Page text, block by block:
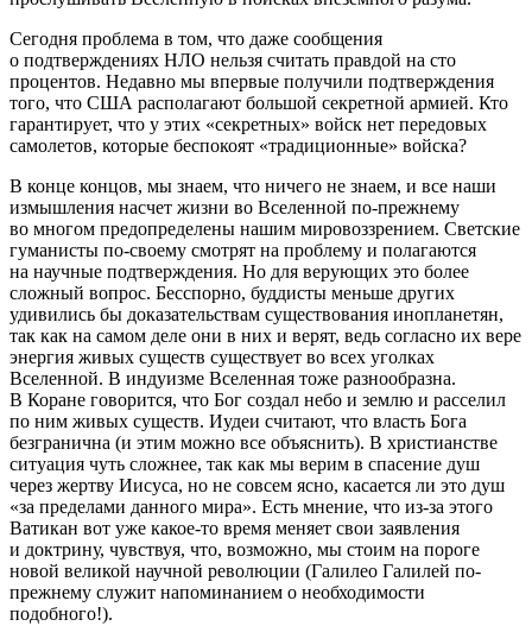
Сегодня проблема в том, что даже сообщения
о подтверждениях НЛО нельзя считать правдой на сто
процентов. Недавно мы впервые получили подтверждения
того, что США располагают большой секретной армией. Кто
гарантирует, что у этих «секретных» войск нет передовых
самолетов, которые беспокоят «традиционные» войска?
В конце концов, мы знаем, что ничего не знаем, и все наши
измышления насчет жизни во Вселенной по-прежнему
во многом предопределены нашим мировоззрением. Светские
гуманисты по-своему смотрят на проблему и полагаются
на научные подтверждения. Но для верующих это более
сложный вопрос. Бесспорно, буддисты меньше других
удивились бы доказательствам существования инопланетян,
так как на самом деле они в них и верят, ведь согласно их вере
энергия живых существ существует во всех уголках
Вселенной. В индуизме Вселенная тоже разнообразна.
В Коране говорится, что Бог создал небо и землю и расселил
по ним живых существ. Иудеи считают, что власть Бога
безгранична (и этим можно все объяснить). В христианстве
ситуация чуть сложнее, так как мы верим в спасение душ
через жертву Иисуса, но не совсем ясно, касается ли это душ
«за пределами данного мира». Есть мнение, что из-за этого
Ватикан вот уже какое-то время меняет свои заявления
и доктрину, чувствуя, что, возможно, мы стоим на пороге
новой великой научной революции (Галилео Галилей по-
прежнему служит напоминанием о необходимости
подобного!).